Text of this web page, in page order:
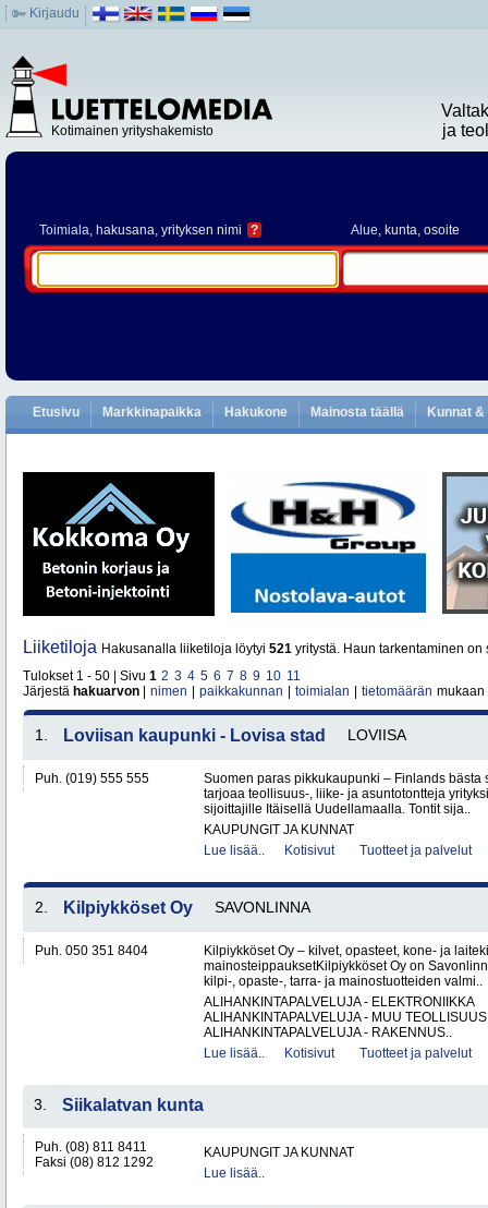
Kirjaudu
Kotimainen yrityshakemisto
ja
Toimiala, hakusana, yrityksen nimi ? Alue, kunta, osoite
Etusivu Markkinapaikka Hakukone Mainosta täällä Kunnat
Liiketiloja Hakusanalla liiketiloja löytyi 521 yritystä. Haun tarkentaminen on
Tulokset 1 - 50 | Sivu 1 2 3 4 5 6 7 8 9 10 11
Järjestä hakuarvon nimen paikkakunnan toimialan tietomäärän mukaan
1. Loviisan kaupunki - Lovisa stad LOVIISA
Puh. (019) 555 555
Suomen paras pikkukaupunki – Finlands bästa
tarjoaa teollisuus-, liike- ja asuntotontteja
sijoittajille Itäisellä Uudellamaalla. Tontit sija..
KAUPUNGIT JA KUNNAT
Lue lisää..
Kotisivut Tuotteet ja palvelut
2. Kilpiykköset Oy SAVONLINNA
Puh. 050 351 8404
Kilpiykköset Oy – kilvet, opasteet, kone- ja
mainosteippauksetKilpiykköset Oy on
kilpi-, opaste-, tarra- ja mainostuotteiden valmi..
ALIHANKINTAPALVELUJA - ELEKTRONIIKKA
ALIHANKINTAPALVELUJA - MUU TEOLLISUUS
ALIHANKINTAPALVELUJA - RAKENNUS..
Lue lisää..
Kotisivut Tuotteet ja palvelut
3. Siikalatvan kunta
Puh. (08) 811 8411
Faksi (08) 812 1292
KAUPUNGIT JA KUNNAT
Lue lisää..